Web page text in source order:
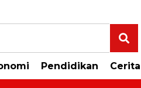
Pendidikan